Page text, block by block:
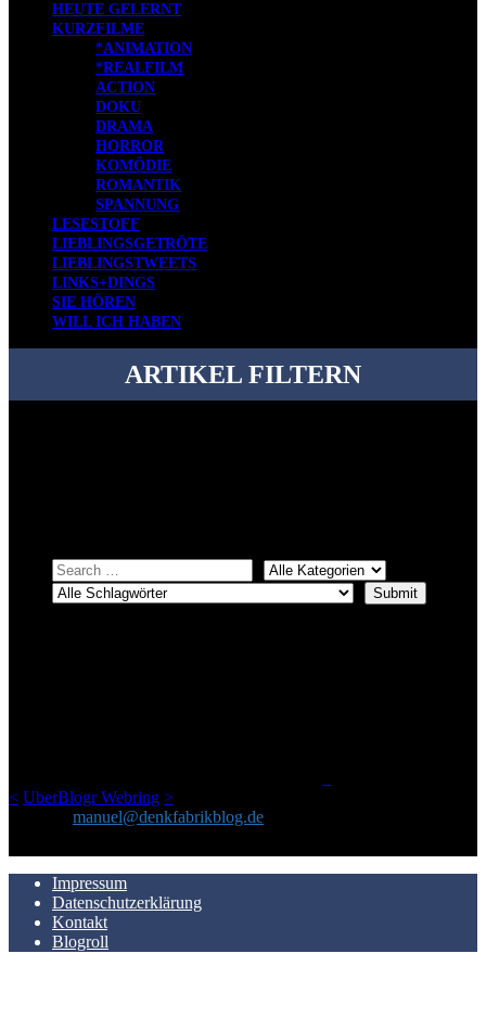
HEUTE GELERNT
KURZFILME
*ANIMATION
*REALFILM
ACTION
DOKU
DRAMA
HORROR
KOMÖDIE
ROMANTIK
SPANNUNG
LESESTOFF
LIEBLINGSGETRÖTE
LIEBLINGSTWEETS
LINKS+DINGS
SIE HÖREN
WILL ICH HABEN
ARTIKEL FILTERN
< UberBlogr Webring >
manuel@denkfabrikblog.de
Impressum
Datenschutzerklärung
Kontakt
Blogroll